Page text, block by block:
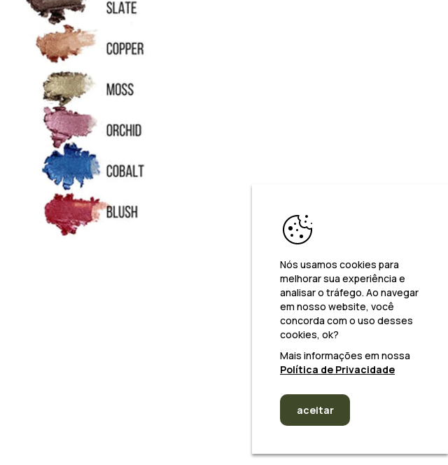
Nós usamos cookies para
melhorar sua experiência e
analisar o tráfego. Ao navegar
em nosso website, você
concorda com o uso desses
cookies, ok?
Mais informações em nossa
Política de Privacidade
aceitar